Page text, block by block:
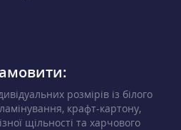
розмірів із білого
крафт-картону,
щільності та харчового